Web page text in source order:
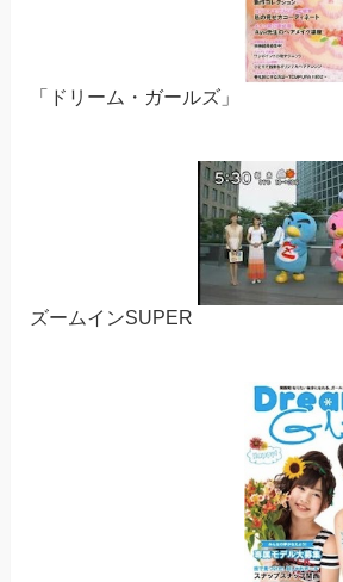
「ドリーム・ガールズ」
ズームインSUPER